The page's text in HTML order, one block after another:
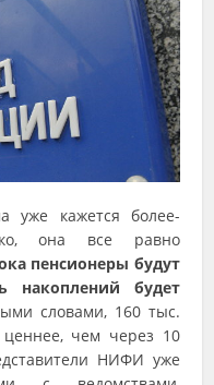
уже кажется более-
она все равно
пенсионеры будут
накоплений будет
словами, 160 тыс.
ценнее, чем через 10
НИФИ уже